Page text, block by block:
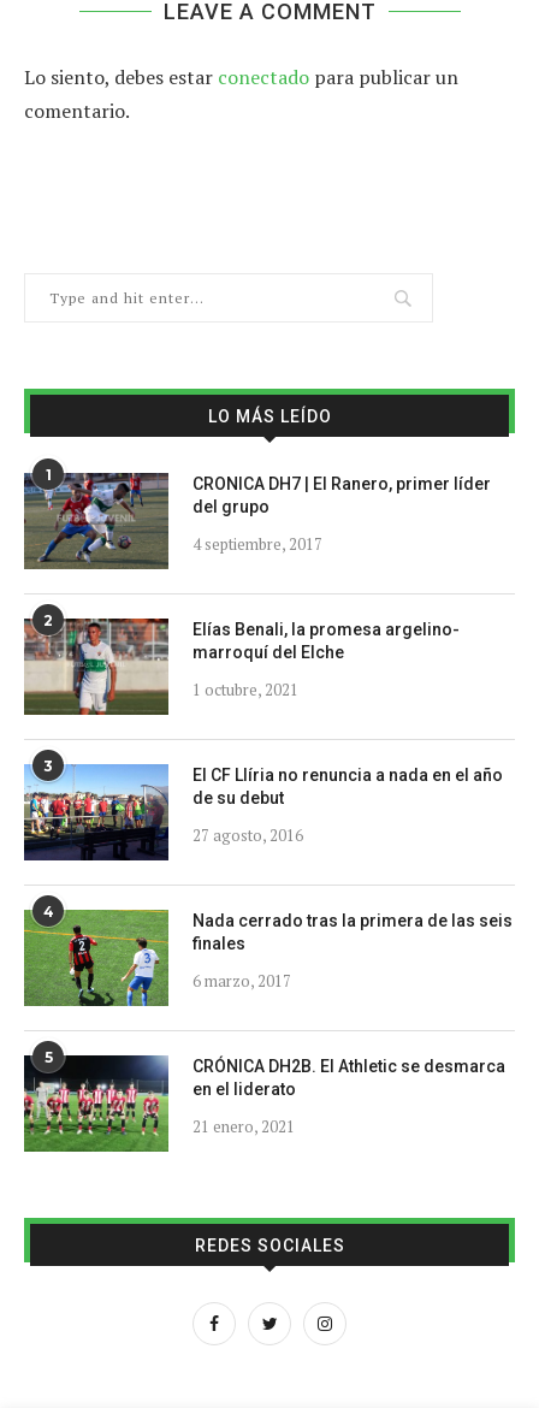
LEAVE A COMMENT
Lo siento, debes estar conectado para publicar un
comentario.
LO MÁS LEÍDO
1
CRONICA DH7 | El Ranero, primer líder
del grupo
4 septiembre, 2017
2
Elías Benali, la promesa argelino-
marroquí del Elche
1 octubre, 2021
3
El CF Llíria no renuncia a nada en el año
de su debut
27 agosto, 2016
4
Nada cerrado tras la primera de las seis
finales
6 marzo, 2017
5
CRÓNICA DH2B. El Athletic se desmarca
en el liderato
21 enero, 2021
REDES SOCIALES